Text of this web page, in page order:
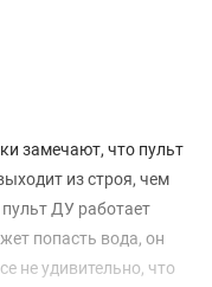
замечают, что пульт
из строя, чем
пульт ДУ работает
попасть вода, он
не удивительно, что